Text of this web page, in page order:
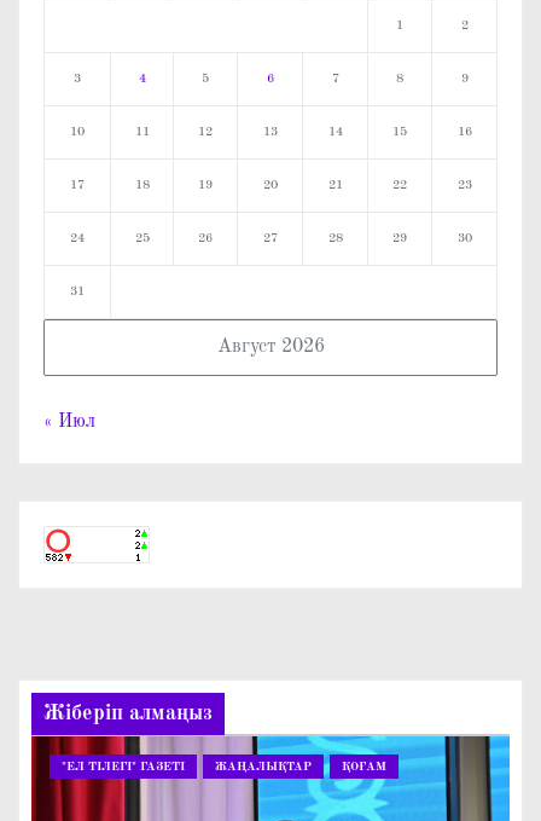
Август 2026
1 2
3 4 5 6 7 8 9
10 11 12 13 14 15 16
17 18 19 20 21 22 23
24 25 26 27 28 29 30
31
« Июл
Жіберіп алмаңыз
"ЕЛ ТІЛЕГІ" ГАЗЕТІ ЖАҢАЛЫҚТАР ҚОҒАМ